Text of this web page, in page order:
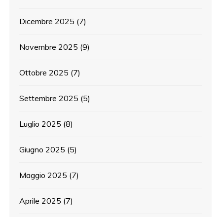
Dicembre 2025 (7)
Novembre 2025 (9)
Ottobre 2025 (7)
Settembre 2025 (5)
Luglio 2025 (8)
Giugno 2025 (5)
Maggio 2025 (7)
Aprile 2025 (7)